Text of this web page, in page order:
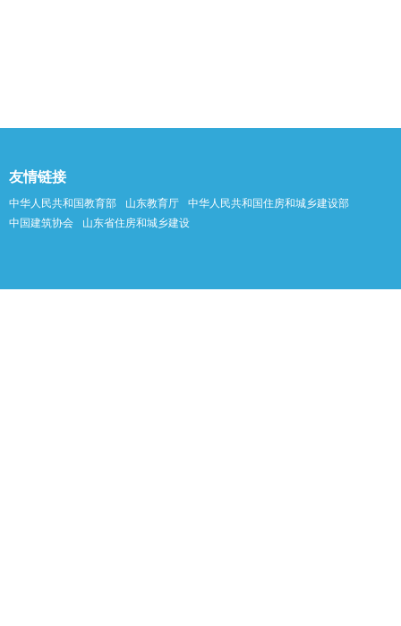
友情链接
中华人民共和国教育部 山东教育厅
中华人民共和国住房和城乡建设部
中国建筑协会
山东省住房和城乡建设